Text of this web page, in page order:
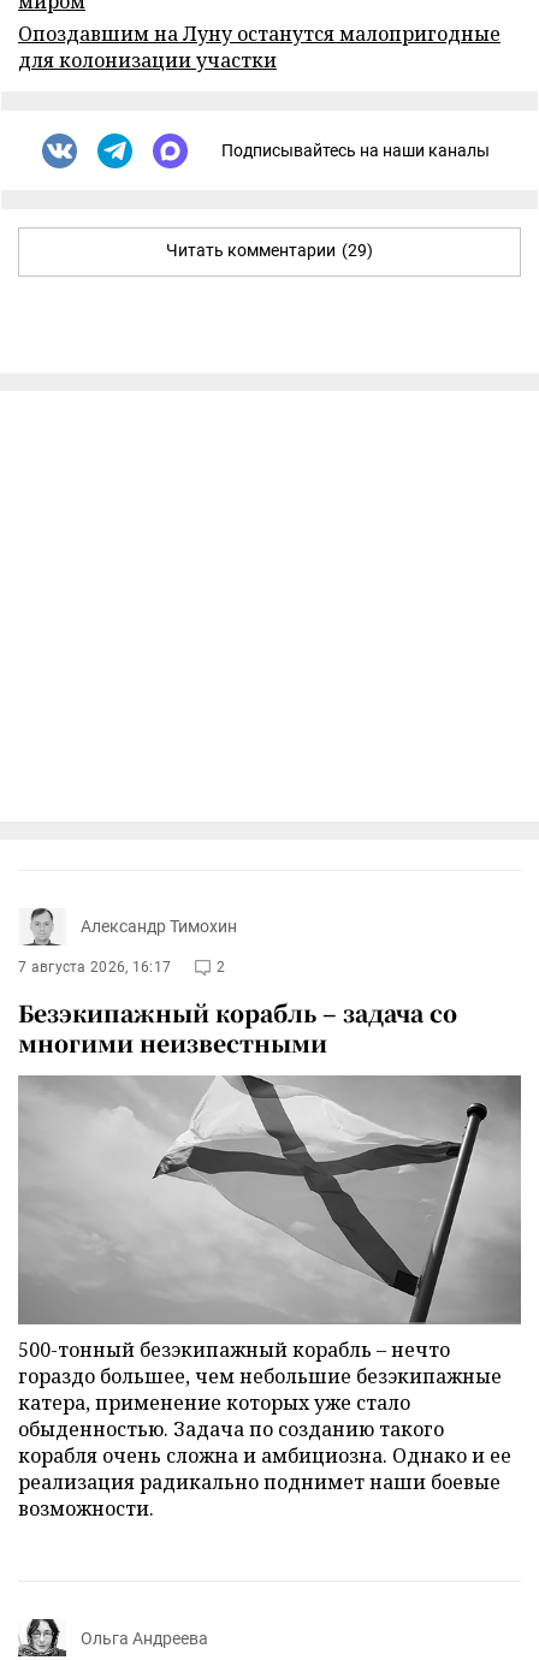
Опоздавшим на Луну останутся малопригодные
для колонизации участки
Подписывайтесь на наши каналы
Читать комментарии (29)
Александр Тимохин
7 августа 2026, 16:17 2
Безэкипажный корабль – задача со
многими неизвестными
500-тонный безэкипажный корабль – нечто
гораздо большее, чем небольшие безэкипажные
катера, применение которых уже стало
обыденностью. Задача по созданию такого
корабля очень сложна и амбициозна. Однако и ее
реализация радикально поднимет наши боевые
возможности.
Ольга Андреева